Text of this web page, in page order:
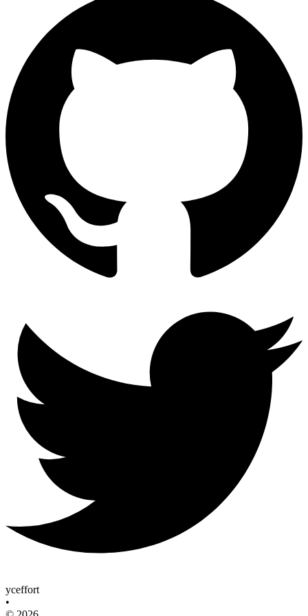
yceffort
•